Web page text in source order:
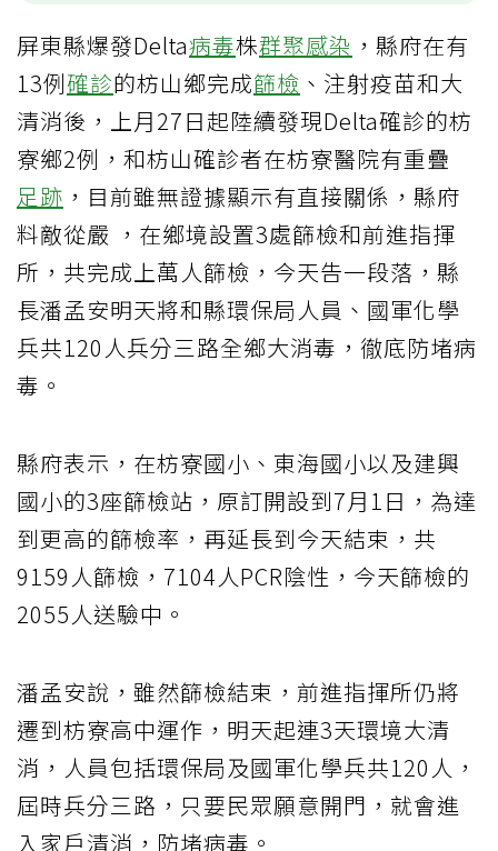
屏東縣爆發Delta病毒株群聚感染 ，縣府在有
13例確診的枋山鄉完成篩檢 、注射疫苗和大
清消後，上月27日起陸續發現Delta確診的枋
寮鄉2例，和枋山確診者在枋寮醫院有重疊
足跡 ，目前雖無證據顯示有直接關係，縣府
料敵從嚴 ，在鄉境設置3處篩檢和前進指揮
所，共完成上萬人篩檢，今天告一段落，縣
長潘孟安明天將和縣環保局人員、國軍化學
兵共120人兵分三路全鄉大消毒，徹底防堵病
毒。
縣府表示，在枋寮國小、東海國小以及建興
國小的3座篩檢站，原訂開設到7月1日，為達
到更高的篩檢率，再延長到今天結束，共
9159人篩檢，7104人PCR陰性，今天篩檢的
2055人送驗中。
潘孟安說，雖然篩檢結束，前進指揮所仍將
遷到枋寮高中運作，明天起連3天環境大清
消，人員包括環保局及國軍化學兵共120人，
屆時兵分三路，只要民眾願意開門，就會進
入家戶清消，防堵病毒。